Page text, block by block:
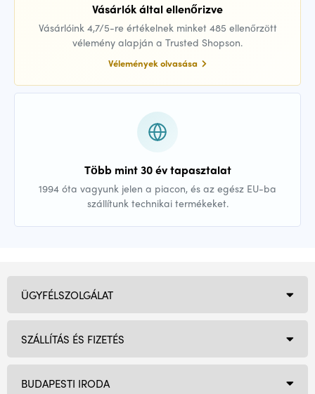
Vásárlók által ellenőrizve
Vásárlóink 4,7/5-re értékelnek minket 485 ellenőrzött
vélemény alapján a Trusted Shopson.
Vélemények olvasása
Több mint 30 év tapasztalat
1994 óta vagyunk jelen a piacon, és az egész EU-ba
szállítunk technikai termékeket.
BUDAPESTI IRODA
ÜGYFÉLSZOLGÁLAT
SZÁLLÍTÁS ÉS FIZETÉS